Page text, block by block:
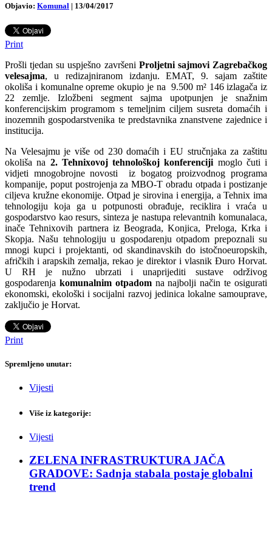
Objavio: Komunal | 13/04/2017
Print
Prošli tjedan su uspješno završeni Proljetni sajmovi Zagrebačkog
velesajma, u redizajniranom izdanju. EMAT, 9. sajam zaštite
okoliša i komunalne opreme okupio je na 9.500 m² 146 izlagača iz
22 zemlje. Izložbeni segment sajma upotpunjen je snažnim
konferencijskim programom s temeljnim ciljem susreta domaćih i
inozemnih gospodarstvenika te predstavnika znanstvene zajednice i
institucija.
Na Velesajmu je više od 230 domaćih i EU stručnjaka za zaštitu
okoliša na 2. Tehnixovoj tehnološkoj konferenciji moglo čuti i
vidjeti mnogobrojne novosti iz bogatog proizvodnog programa
kompanije, poput postrojenja za MBO-T obradu otpada i postizanje
ciljeva kružne ekonomije. Otpad je sirovina i energija, a Tehnix ima
tehnologiju koja ga u potpunosti obrađuje, reciklira i vraća u
gospodarstvo kao resurs, sinteza je nastupa relevantnih komunalaca,
inače Tehnixovih partnera iz Beograda, Konjica, Preloga, Krka i
Skopja. Našu tehnologiju u gospodarenju otpadom prepoznali su
mnogi kupci i projektanti, od skandinavskih do istočnoeuropskih,
afričkih i arapskih zemalja, rekao je direktor i vlasnik Đuro Horvat.
U RH je nužno ubrzati i unaprijediti sustave održivog
gospodarenja komunalnim otpadomna najbolji način te osigurati
ekonomski, ekološki i socijalni razvoj jedinica lokalne samouprave,
zaključio je Horvat.
Print
Spremljeno unutar:
Vijesti
Više iz kategorije:
Vijesti
ZELENA INFRASTRUKTURA JAČA
GRADOVE: Sadnja stabala postaje globalni
trend